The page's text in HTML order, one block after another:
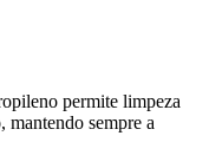
permite limpeza
mantendo sempre a